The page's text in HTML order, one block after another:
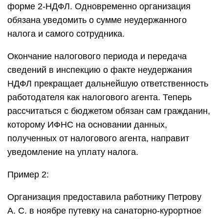
форме 2-НДФЛ. Одновременно организация
обязана уведомить о сумме неудержанного
налога и самого сотрудника.
Окончание налогового периода и передача
сведений в инспекцию о факте неудержания
НДФЛ прекращает дальнейшую ответственность
работодателя как налогового агента. Теперь
рассчитаться с бюджетом обязан сам гражданин,
которому ИФНС на основании данных,
полученных от налогового агента, направит
уведомление на уплату налога.
Пример 2:
Организация предоставила работнику Петрову
А. С. в ноябре путевку на санаторно-курортное